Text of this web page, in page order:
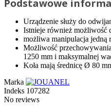
Podstawowe
Urządzenie służy do
Istnieje również możliwość
możliwa manipulacja
Możliwość
1250 mm i maksymalnej
Koła mają średnicę Ø 80
Marka
Indeks 107282
No reviews